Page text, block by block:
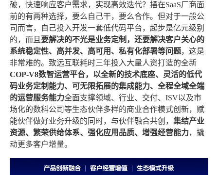
破，快速响应客户需求，实现高效迭代？摆在SaaS厂商面
前的有两种选择，要么自己干，要么合作。但对于一般公
司而言，自己投入开发一套低代码平台，起步是亿元级别
的，而且 要解决的不光是业务定制，还要解决客户关心的
系统稳定性、高并发、高可用、私有化部署等问题，这是
非常难的。致远互联耗时三年投入大量人资打造的全新
COP-V8数智运营平台，以全新的技术底座、灵活的低代
码业务定制能力、可无限拓展的集成能力、全程全域全端
的运营服务能力全面支撑领域、行业、交付、ISV以及市
场化的数科公司等生态伙伴多样的商业合作模式创新，赋
能伙伴做好业务升级的同时，与伙伴融合共创， 集结产业
资源、繁荣供给体系、强化应用品质、增强经营能力，撬
动更多客户增量。